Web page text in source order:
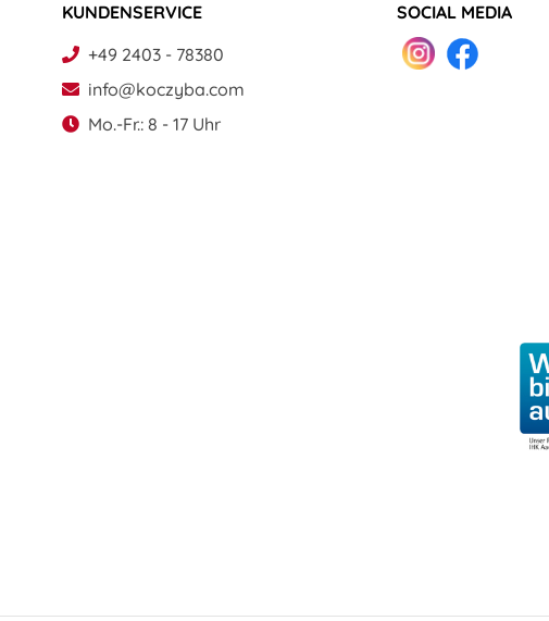
KUNDENSERVICE
+49 2403 - 78380
info@koczyba.com
Mo.-Fr.: 8 - 17 Uhr
SOCIAL MEDIA